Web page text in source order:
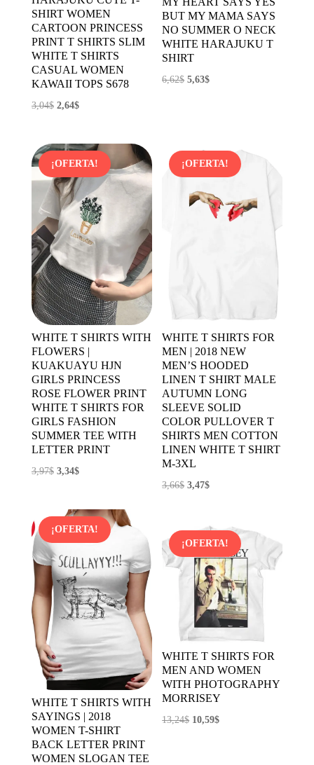
SHIRT WOMEN
CARTOON PRINCESS
PRINT T SHIRTS SLIM
WHITE T SHIRTS
CASUAL WOMEN
KAWAII TOPS S678
3,04$ El
original
era:
3,04$.
2,64$El
actual
es:
2,64$.
BUT MY MAMA SAYS
NO SUMMER O NECK
WHITE HARAJUKU T
SHIRT
6,62$ El
6,62$.
5,63$El
5,63$.
¡OFERTA!
WHITE T SHIRTS WITH
FLOWERS |
KUAKUAYU HJN
GIRLS PRINCESS
ROSE FLOWER PRINT
WHITE T SHIRTS FOR
GIRLS FASHION
SUMMER TEE WITH
LETTER PRINT
3,97$ El
era:
3,97$.
3,34$El
es:
3,34$.
¡OFERTA!
WHITE T SHIRTS FOR
MEN | 2018 NEW
MEN’S HOODED
LINEN T SHIRT MALE
AUTUMN LONG
SLEEVE SOLID
COLOR PULLOVER T
SHIRTS MEN COTTON
LINEN WHITE T SHIRT
M-3XL
3,66$ El
era:
3,66$.
3,47$El
es:
3,47$.
¡OFERTA!
WHITE T SHIRTS WITH
SAYINGS | 2018
WOMEN T-SHIRT
BACK LETTER PRINT
WOMEN SLOGAN TEE
¡OFERTA!
WHITE T SHIRTS FOR
MEN AND WOMEN
WITH PHOTOGRAPHY
MORRISEY
13,24$ El
10,59$El